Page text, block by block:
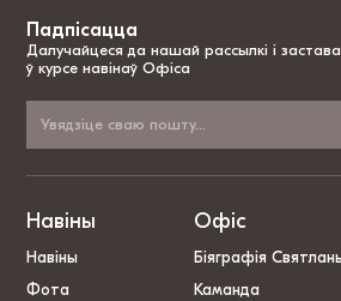
Падпісацца
Далучайцеся да нашай рассылкі і
ў курсе навінаў Офіса
Навіны
Навіны
Фота
Офіс
Біяграфія
Каманда